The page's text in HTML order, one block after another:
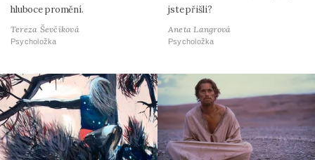
hluboce promění.
Tereza Ševčíková
Psycholožka
jste přišli?
Aneta Langrová
Psycholožka